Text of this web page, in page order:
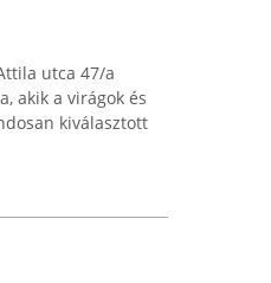
utca 47/a
akik a virágok és
kiválasztott